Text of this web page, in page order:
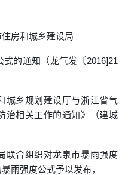
房和城乡建设局
的通知（龙气发〔2016]21
城乡规划建设厅与浙江省气
治相关工作的通知》（建城
联合组织对龙泉市暴雨强度
雨强度公式予以发布，